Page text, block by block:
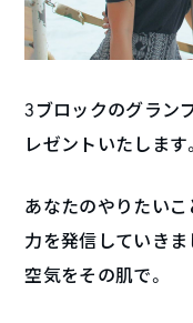
3ブロックのグラン
レゼントいたします。
あなたのやりたいこ
力を発信していきま
空気をその肌で。